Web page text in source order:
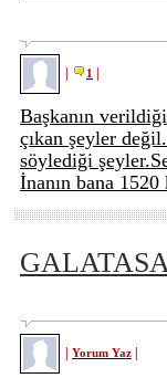
1
Başkanın
çıkan şeyler
söylediği
İnanın bana
Yorum Yaz